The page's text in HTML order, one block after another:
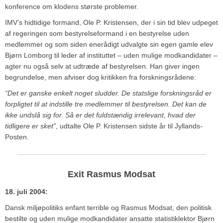
konference om klodens største problemer.
IMV’s hidtidige formand, Ole P. Kristensen, der i sin tid blev udpeget
af regeringen som bestyrelseformand i en bestyrelse uden
medlemmer og som siden enerådigt udvalgte sin egen gamle elev
Bjørn Lomborg til leder af instituttet – uden mulige modkandidater –
agter nu også selv at udtræde af bestyrelsen. Han giver ingen
begrundelse, men afviser dog kritikken fra forskningsrådene:
“Det er ganske enkelt noget sludder. De statslige forskningsråd er
forpligtet til at indstille tre medlemmer til bestyrelsen. Det kan de
ikke undslå sig for. Så er det fuldstændig irrelevant, hvad der
tidligere er sket” , udtalte Ole P. Kristensen sidste år til Jyllands-
Posten.
Exit Rasmus Modsat
18. juli 2004:
Dansk miljøpolitiks enfant terrible og Rasmus Modsat, den politisk
bestilte og uden mulige modkandidater ansatte statistiklektor Bjørn